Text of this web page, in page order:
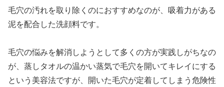
毛穴の汚れを取り除くのにおすすめなのが、吸着力がある
泥を配合した洗顔料です。
毛穴の悩みを解消しようとして多くの方が実践しがちなの
が、蒸しタオルの温かい蒸気で毛穴を開いてキレイにする
という美容法ですが、開いた毛穴が定着してしまう危険性